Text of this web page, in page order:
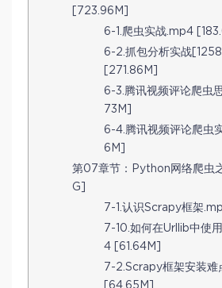
[723.96M]
6-1.爬虫实战.mp4
6-2.抓包分析实战
[271.86M]
6-3.腾讯视频评论爬虫
73M]
6-4.腾讯视频评论爬虫
6M]
第07章节：Python网络爬虫
G]
7-1.认识Scrapy框架
7-10.如何在Urllib中使
4 [61.64M]
7-2.Scrapy框架安装难
[64.65M]